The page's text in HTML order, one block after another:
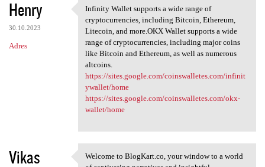
Henry
30.10.2023
Adres
Infinity Wallet supports a
Infinity Wallet supports a wide range of
cryptocurrencies, including Bitcoin, Ethereum,
Litecoin, and more.OKX Wallet supports a wide
range of cryptocurrencies, including major coins
like Bitcoin and Ethereum, as well as numerous
altcoins.
https://sites.google.com/coinswalletes.com/infinit
ywallet/home
https://sites.google.com/coinswalletes.com/okx-
wallet/home
Vikas
Welcome to BlogKart.co, your window to a world